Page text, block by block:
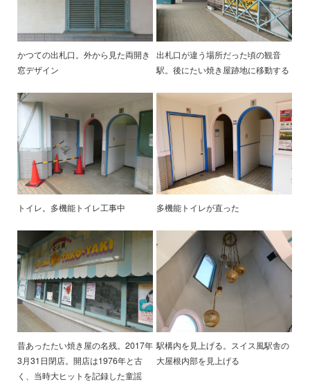
かつての出札口。外から見た両開き
窓デザイン
出札口が違う場所だった頃の観音
駅。後にたい焼き屋跡地に移動する
トイレ。多機能トイレ工事中 多機能トイレが直った
昔あったたい焼き屋の名残。2017年
3月31日閉店。開店は1976年と古
く、当時大ヒットを記録した童謡
駅構内を見上げる。スイス風駅舎の
大屋根内部を見上げる